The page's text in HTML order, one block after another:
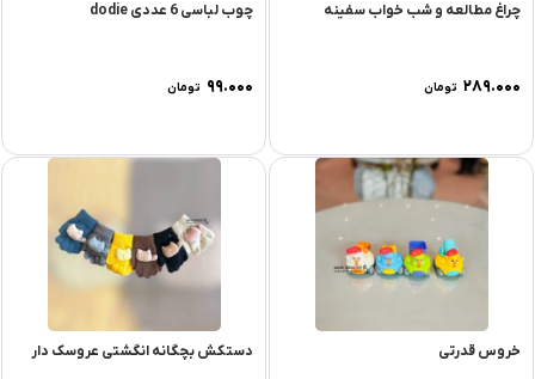
چراغ مطالعه و شب خواب سفینه
۲۸۹.۰۰۰ تومان
چوب لباسی 6 عددی dodie
۹۹.۰۰۰ تومان
خروس قدرتی دستکش بچگانه انگشتی عروسک دار